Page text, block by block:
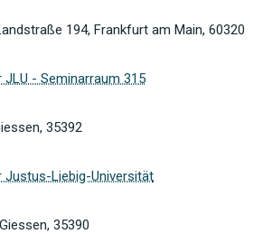
194, Frankfurt am Main, 60320
JLU - Seminarraum 315
35392
Justus-Liebig-Universität
35390